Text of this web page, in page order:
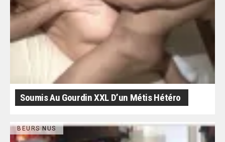
Soumis Au Gourdin XXL D’un Métis Hétéro
BEURS NUS